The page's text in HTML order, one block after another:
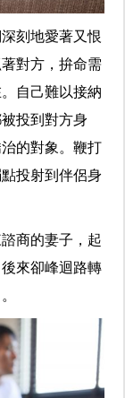
刻地愛著又恨
對方，拚命需
自己難以接納
投到對方身
的對象。鞭打
投射到伴侶身
商的妻子，起
來卻峰迴路轉